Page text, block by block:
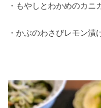
・もやしとわかめのカニ
・かぶのわさびレモン漬